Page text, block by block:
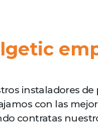
instaladores
con las
contratas